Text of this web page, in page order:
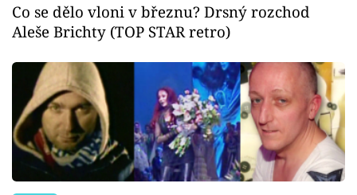
Co se dělo vloni v březnu? Drsný rozchod
Aleše Brichty (TOP STAR retro)